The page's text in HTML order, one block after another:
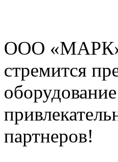
ООО «МАРК»
стремится
партнеров!